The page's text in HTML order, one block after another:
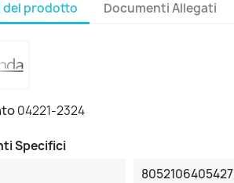
del prodotto Documenti Allegati
04221-2324
Specifici
8052106405427